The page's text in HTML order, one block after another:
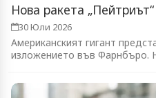
Нова ракета
30 Юли 2026
Американският гигант
изложението във Фарнбъро.